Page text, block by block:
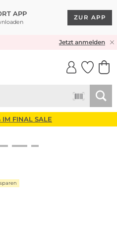
APP
ZUR APP
& RÜCKVERSANDJetzt anmelden
IM FINAL SALE
sparen